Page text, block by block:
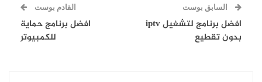
السابق بوست
افضل برنامج لتشغيل iptv
بدون تقطيع
القادم بوست
افضل برنامج حماية
للكمبيوتر